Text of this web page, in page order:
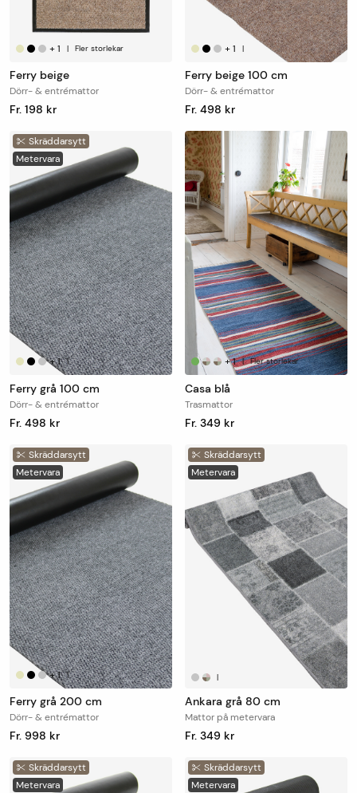
+1 | Fler storlekar
Ferry beige
Dörr- & entrémattor
Fr. 198 kr
+1 |
Ferry beige 100 cm
Dörr- & entrémattor
Fr. 498 kr
Skräddarsytt
Metervara
+1 |
Ferry grå 100 cm
Dörr- & entrémattor
Fr. 498 kr
+1 | Fler storlekar
Casa blå
Trasmattor
Fr. 349 kr
Skräddarsytt
Metervara
+1 |
Ferry grå 200 cm
Dörr- & entrémattor
Fr. 998 kr
Skräddarsytt
Metervara
|
Ankara grå 80 cm
Mattor på metervara
Fr. 349 kr
Skräddarsytt
Metervara
Skräddarsytt
Metervara